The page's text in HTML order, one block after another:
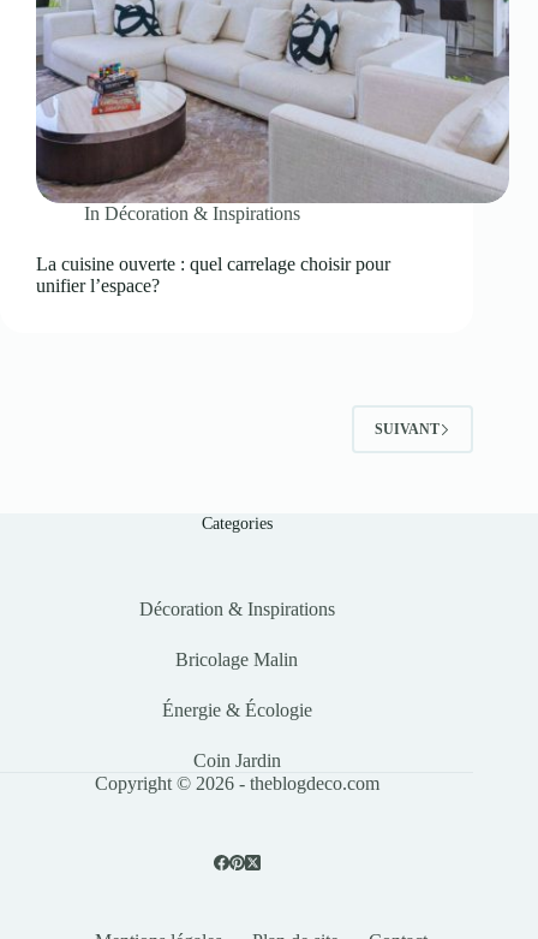
In Décoration & Inspirations
La cuisine ouverte : quel carrelage choisir pour
unifier l’espace?
SUIVANT
Categories
Décoration & Inspirations
Bricolage Malin
Énergie & Écologie
Coin Jardin
Copyright © 2026 - theblogdeco.com